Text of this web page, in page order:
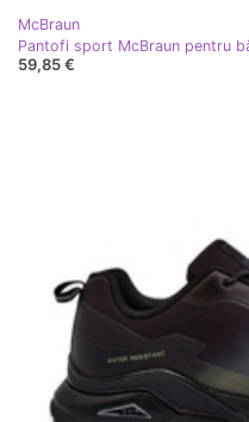
McBraun
Pantofi sport McBraun pentru
59,85 €